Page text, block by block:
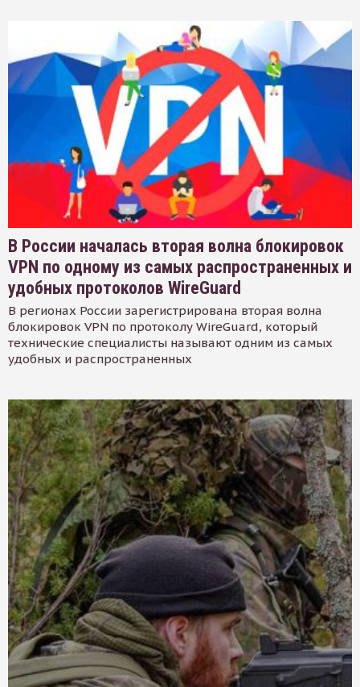
В России началась вторая волна блокировок
VPN по одному из самых распространенных и
удобных протоколов WireGuard
В регионах России зарегистрирована вторая волна
блокировок VPN по протоколу WireGuard, который
технические специалисты называют одним из самых
удобных и распространенных